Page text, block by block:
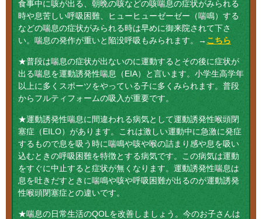
食事中に咳が出る、朝晩の咳などの咳喘息の症状がみられる
時や息苦しい呼吸困難、ヒューヒューゼーゼー（喘鳴）する
などの喘息の症状がみられる時は早めに御来院されて下さ
い。喘息の発作が重いと陥没呼吸もみられます。→こちら
★普段は喘息の症状が出ないのに運動するとその後に症状が
出る喘息を運動誘発性喘息（EIA）と言います。小学生高学年
以上に多くスポーツをやっている子に多くみられます。普段
からフルティフォームの吸入が重要です。
★運動誘発性喘息に間違われる病気として運動誘発性喉頭閉
塞症（EILO）があります。これは激しい運動中に急激に発症
するもので息を吸う時に喘鳴や咳や喉の詰まり感や息を吸い
込むときの呼吸困難を特徴とする病気です。この病気は運動
をすぐに中止すると症状が無くなります。運動誘発性喘息は
息を吐きだすときに喘鳴や咳や呼吸困難が出るのが運動誘発
性喉頭閉塞症との違いです。
★喘息の日常生活のQOLを改善しましょう。今のお子さんは